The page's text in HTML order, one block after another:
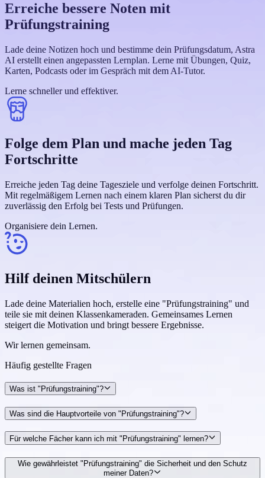
Erreiche bessere Noten mit
Prüfungstraining
Lade deine Notizen hoch und bestimme dein Prüfungsdatum, Astra
AI erstellt einen angepassten Lernplan. Lerne mit Übungen, Quiz,
Karten, Podcasts oder im Gespräch mit dem AI-Tutor.
Lerne schneller und effektiver.
Folge dem Plan und mache jeden Tag
Fortschritte
Erreiche jeden Tag deine Tagesziele und verfolge deinen Fortschritt.
Mit regelmäßigem Lernen nach einem klaren Plan sicherst du dir
zuverlässig den Erfolg bei Tests und Prüfungen.
Organisiere dein Lernen.
Hilf deinen Mitschülern
Lade deine Materialien hoch, erstelle eine "Prüfungstraining" und
teile sie mit deinen Klassenkameraden. Gemeinsames Lernen
steigert die Motivation und bringt bessere Ergebnisse.
Wir lernen gemeinsam.
Häufig gestellte Fragen
Was ist "Prüfungstraining"?
Was sind die Hauptvorteile von "Prüfungstraining"?
Für welche Fächer kann ich mit "Prüfungstraining" lernen?
Wie gewährleistet "Prüfungstraining" die Sicherheit und den Schutz
meiner Daten?